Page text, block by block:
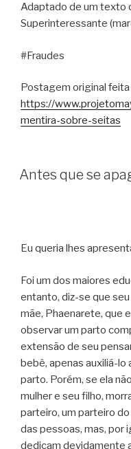
Adaptado de um texto
Superinteressante
#Fraudes
Postagem original feita
https://
mentira-sobre-seitas
Antes que se
Eu queria lhes
Foi um dos maiores
entanto, diz-se que
mãe, Phaenarete, que
observar um parto
extensão de seu
bebê, apenas auxiliá-lo
parto. Porém, se ela
mulher e seu filho,
parteiro, um parteiro
das pessoas, mas, por
dedicam devidamente